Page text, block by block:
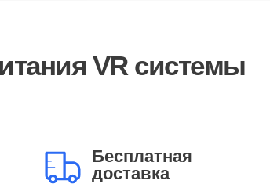
VR системы
Бесплатная
доставка